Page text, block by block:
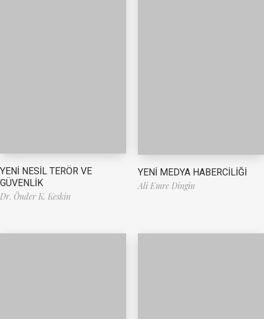
YENİ NESİL TERÖR VE
GÜVENLİK
Dr. Önder K. Keskin
YENİ MEDYA HABERCİLİĞİ
Ali Emre Dingin